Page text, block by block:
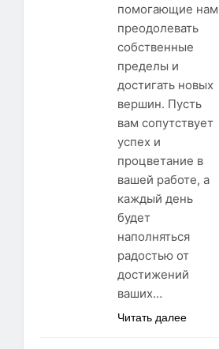
помогающие нам
преодолевать
собственные
пределы и
достигать новых
вершин. Пусть
вам сопутствует
успех и
процветание в
вашей работе, а
каждый день
будет
наполняться
радостью от
достижений
ваших…
Читать далее